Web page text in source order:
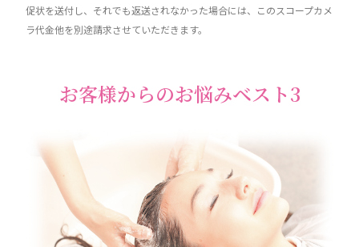
促状を送付し、それでも返送されなかった場合には、このスコープカメ
ラ代金他を別途請求させていただきます。
お客様からのお悩みベスト3